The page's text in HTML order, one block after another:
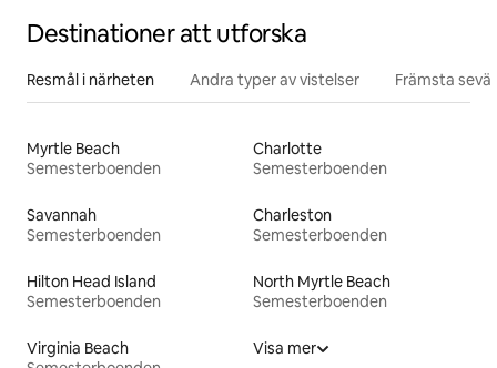
Destinationer att utforska
Resmål i närheten Andra typer av vistelser Främsta
Myrtle Beach
Semesterboenden
Charlotte
Semesterboenden
Savannah
Semesterboenden
Charleston
Semesterboenden
Hilton Head Island
Semesterboenden
North Myrtle Beach
Semesterboenden
Virginia Beach
Visa mer